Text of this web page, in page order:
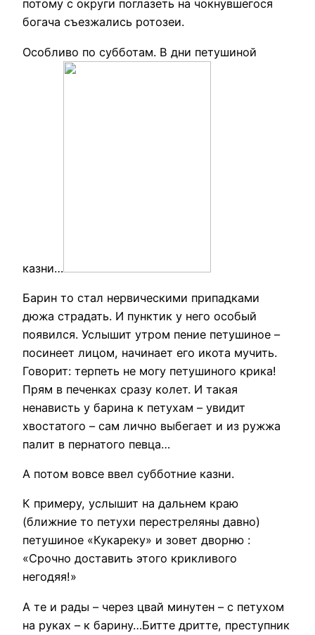
потому с округи поглазеть на чокнувшегося
богача съезжались ротозеи.
Особливо по субботам. В дни петушиной
казни…
Барин то стал нервическими припадками
дюжа страдать. И пунктик у него особый
появился. Услышит утром пение петушиное –
посинеет лицом, начинает его икота мучить.
Говорит: терпеть не могу петушиного крика!
Прям в печенках сразу колет. И такая
ненависть у барина к петухам – увидит
хвостатого – сам лично выбегает и из ружжа
палит в пернатого певца…
А потом вовсе ввел субботние казни.
К примеру, услышит на дальнем краю
(ближние то петухи перестреляны давно)
петушиное «Кукареку» и зовет дворню :
«Срочно доставить этого крикливого
негодяя!»
А те и рады – через цвай минутен – с петухом
на руках – к барину…Битте дритте, преступник